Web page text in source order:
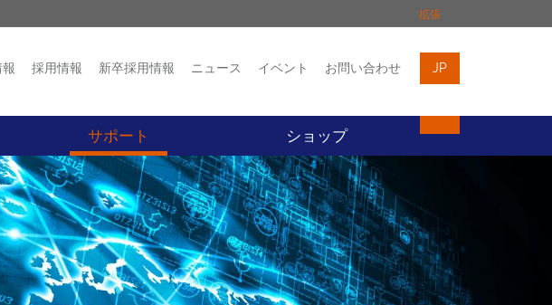
拡張
ニュース イベント お問い合わせ
報 採用情報 新卒採用情報 ニュース イベント お問い合わせ JP
サポート ショップ